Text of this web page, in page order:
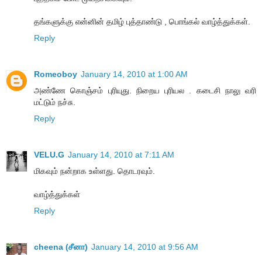
தங்களுக்கு என்னின் தமிழ் புத்தாண்டு , பொங்கல் வாழ்த்துக்கள்.
Reply
Romeoboy January 14, 2010 at 1:00 AM
அண்ணே கொஞ்சம் புரியுது. நிறைய புரியல . கடைசி நாலு வரி
மட்டும் நச்சு.
Reply
VELU.G January 14, 2010 at 7:11 AM
மிகவும் நன்றாக உள்ளது. தொடரவும்.
வாழ்த்துக்கள்
Reply
cheena (சீனா) January 14, 2010 at 9:56 AM